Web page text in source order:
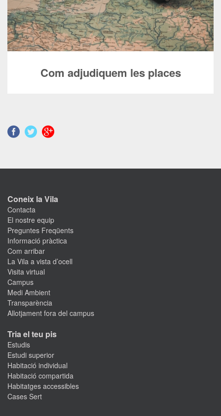
Com adjudiquem les places
Coneix la Vila
Contacta
El nostre equip
Preguntes Freqüents
Informació pràctica
Com arribar
La Vila a vista d’ocell
Visita virtual
Campus
Medi Ambient
Transparència
Allotjament fora del campus
Tria el teu pis
Estudis
Estudi superior
Habitació individual
Habitació compartida
Habitatges accessibles
Cases Sert